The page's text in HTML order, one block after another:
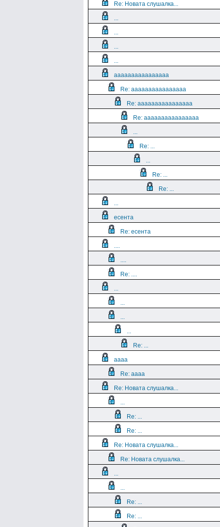
Re: Новата слушалка...
...
...
...
...
aaaaaaaaaaaaaaaa
Re: aaaaaaaaaaaaaaaa
Re: aaaaaaaaaaaaaaaa
Re: aaaaaaaaaaaaaaaa
...
Re: ...
...
Re: ...
Re: ...
...
есента
Re: есента
....
....
Re: ....
...
...
...
...
Re: ...
aaaa
Re: aaaa
Re: Новата слушалка...
...
Re: ...
Re: ...
Re: Новата слушалка...
Re: Новата слушалка...
...
...
Re: ...
Re: ...